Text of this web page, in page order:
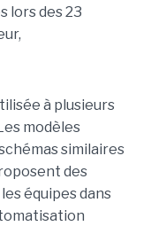
lors des 23
à plusieurs
modèles
similaires
des
équipes dans